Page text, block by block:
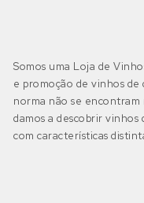
Somos uma Loja de
e promoção de vinhos
norma não se encontram
damos a descobrir
com características